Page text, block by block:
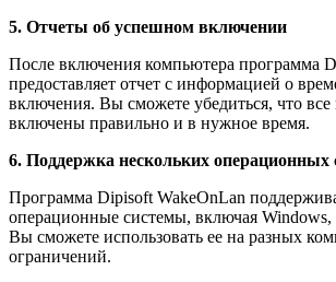
5. Отчеты об успешном включении
После включения компьютера программа
предоставляет отчет с информацией о
включения. Вы сможете убедиться, что
включены правильно и в нужное время.
6. Поддержка нескольких операционных
Программа Dipisoft WakeOnLan
операционные системы, включая
Вы сможете использовать ее на разных
ограничений.